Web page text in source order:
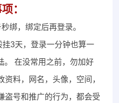
：
绑，绑定后再登录。
挂3天，登录一分钟也算一
。 在没常用之前，勿加好
料，网名，头像，空间，
盗号和推广的行为，都会受